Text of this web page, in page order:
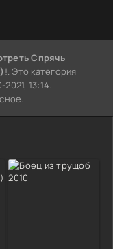
Спрячь
!. Это категория
13:14.